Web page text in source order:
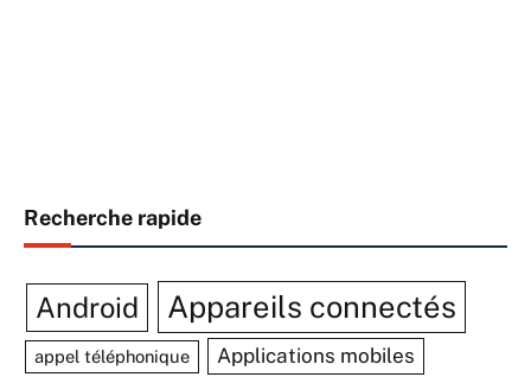
Recherche rapide
Android Appareils connectés
appel téléphonique Applications mobiles